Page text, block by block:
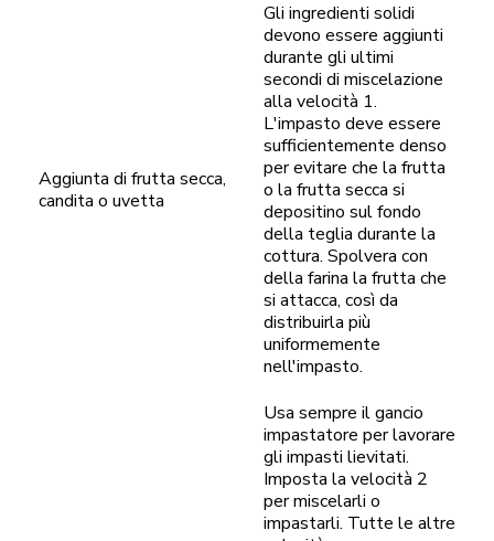
Aggiunta di frutta secca,
candita o uvetta
Gli ingredienti solidi
devono essere aggiunti
durante gli ultimi
secondi di miscelazione
alla velocità 1.
L'impasto deve essere
sufficientemente denso
per evitare che la frutta
o la frutta secca si
depositino sul fondo
della teglia durante la
cottura. Spolvera con
della farina la frutta che
si attacca, così da
distribuirla più
uniformemente
nell'impasto.
Usa sempre il gancio
impastatore per lavorare
gli impasti lievitati.
Imposta la velocità 2
per miscelarli o
impastarli. Tutte le altre